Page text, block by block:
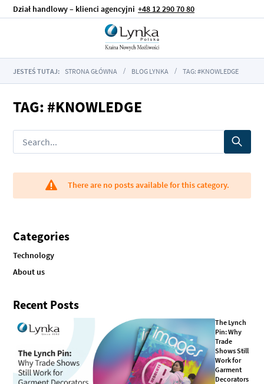
Dział handlowy – klienci agencyjni +48 12 290 70 80
JESTEŚ TUTAJ: STRONA GŁÓWNA BLOG LYNKA TAG: #KNOWLEDGE
TAG: #KNOWLEDGE
There are no posts available for this category.
Categories
Technology
About us
Recent Posts
The Lynch
Pin: Why
Trade
Shows Still
Work for
Garment
Decorators